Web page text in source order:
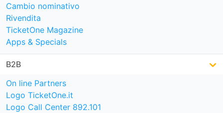
Cambio nominativo
Rivendita
TicketOne Magazine
Apps & Specials
B2B
On line Partners
Logo TicketOne.it
Logo Call Center 892.101